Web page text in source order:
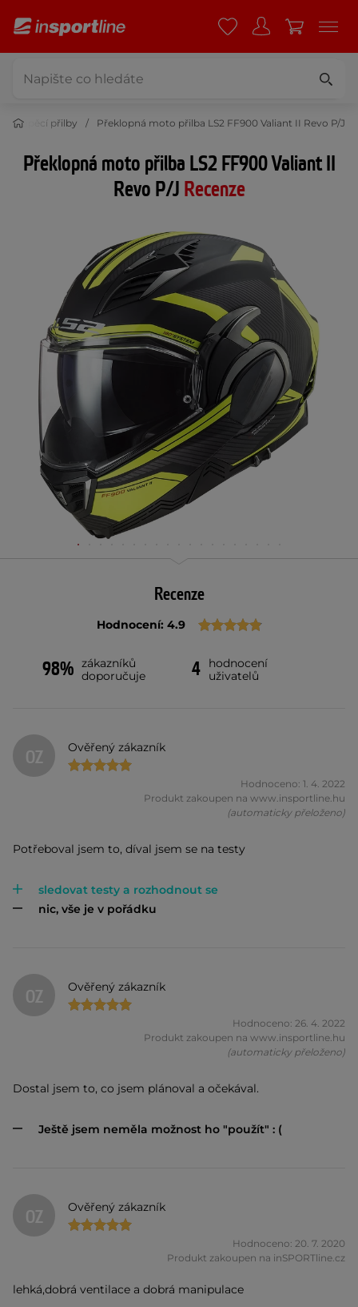
přilby Překlopná moto přilba LS2 FF900 Valiant II Revo P/J
Překlopná moto přilba LS2 FF900 Valiant II
Revo P/J Recenze
Recenze
Hodnocení: 4.9
98% zákazníků
doporučuje
4
hodnocení
uživatelů
OZ Ověřený zákazník
Hodnoceno: 1. 4. 2022
Produkt zakoupen na www.insportline.hu
(automaticky přeloženo)
Potřeboval jsem to, díval jsem se na testy
sledovat testy a rozhodnout se
nic, vše je v pořádku
OZ Ověřený zákazník
Hodnoceno: 26. 4. 2022
Produkt zakoupen na www.insportline.hu
(automaticky přeloženo)
Dostal jsem to, co jsem plánoval a očekával.
Ještě jsem neměla možnost ho "použít" : (
OZ Ověřený zákazník
Hodnoceno: 20. 7. 2020
Produkt zakoupen na inSPORTline.cz
lehká,dobrá ventilace a dobrá manipulace